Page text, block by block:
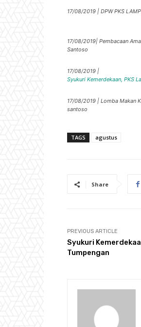
17/08/2019 | DPW PKS
17/08/2019| Pembacaan
Santoso
17/08/2019 |
Syukuri Kemerdekaan, PKS
17/08/2019 | Lomba Makan
santoso
TAGS agustus
Share
PREVIOUS ARTICLE
Syukuri
Tumpengan